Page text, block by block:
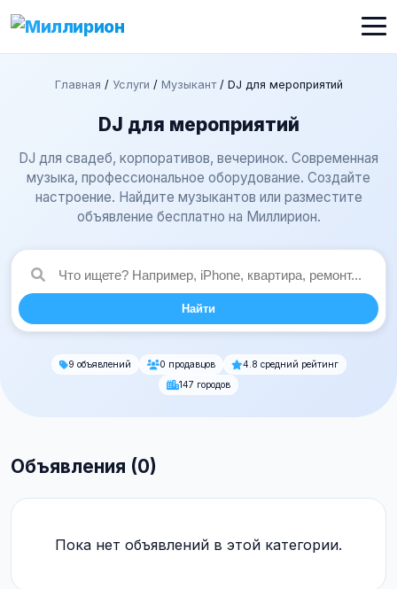
Главная / Услуги / Музыкант/ DJ для мероприятий
DJ для мероприятий
DJ для свадеб, корпоративов, вечеринок. Современная
музыка, профессиональное оборудование. Создайте
настроение. Найдите музыкантов или разместите
объявление бесплатно на Миллирион.
Найти
9 объявлений 0 продавцов
4.8 средний рейтинг
147 городов
Объявления (0)
Пока нет объявлений в этой категории.